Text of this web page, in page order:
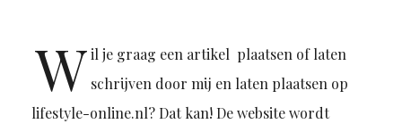
W il je graag een artikel plaatsen of laten
schrijven door mij en laten plaatsen op
lifestyle-online.nl? Dat kan! De website wordt